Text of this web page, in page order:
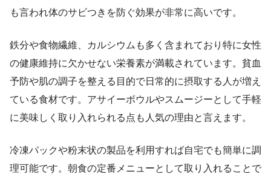
も言われ体のサビつきを防ぐ効果が非常に高いです。
鉄分や食物繊維、カルシウムも多く含まれており特に女性
の健康維持に欠かせない栄養素が満載されています。貧血
予防や肌の調子を整える目的で日常的に摂取する人が増え
ている食材です。アサイーボウルやスムージーとして手軽
に美味しく取り入れられる点も人気の理由と言えます。
冷凍パックや粉末状の製品を利用すれば自宅でも簡単に調
理可能です。朝食の定番メニューとして取り入れることで